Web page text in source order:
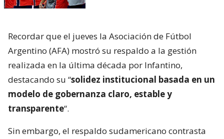
Recordar que el jueves la Asociación de Fútbol
Argentino (AFA) mostró su respaldo a la gestión
realizada en la última década por Infantino,
destacando su “solidez institucional basada en un
modelo de gobernanza claro, estable y
transparente“.
Sin embargo, el respaldo sudamericano contrasta